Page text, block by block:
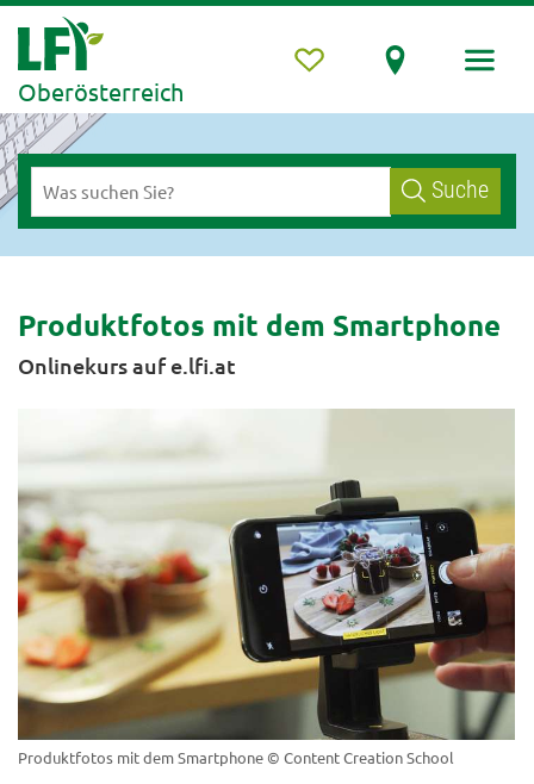
Oberösterreich
Suche
Produktfotos mit dem Smartphone
Onlinekurs auf e.lfi.at
Produktfotos mit dem Smartphone © Content Creation School